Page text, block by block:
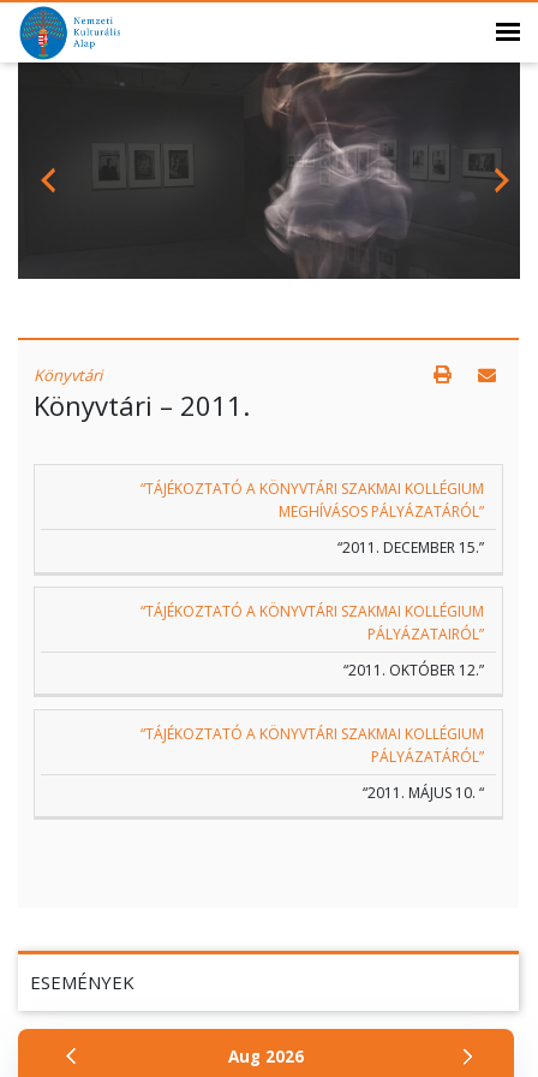
ESEMÉNYEK
Aug 2026
Könyvtári
Könyvtári – 2011.
“TÁJÉKOZTATÓ A KÖNYVTÁRI SZAKMAI KOLLÉGIUM
MEGHÍVÁSOS PÁLYÁZATÁRÓL”
“2011. DECEMBER 15.”
“TÁJÉKOZTATÓ A KÖNYVTÁRI SZAKMAI KOLLÉGIUM
PÁLYÁZATAIRÓL”
“2011. OKTÓBER 12.”
“TÁJÉKOZTATÓ A KÖNYVTÁRI SZAKMAI KOLLÉGIUM
PÁLYÁZATÁRÓL”
“2011. MÁJUS 10. “